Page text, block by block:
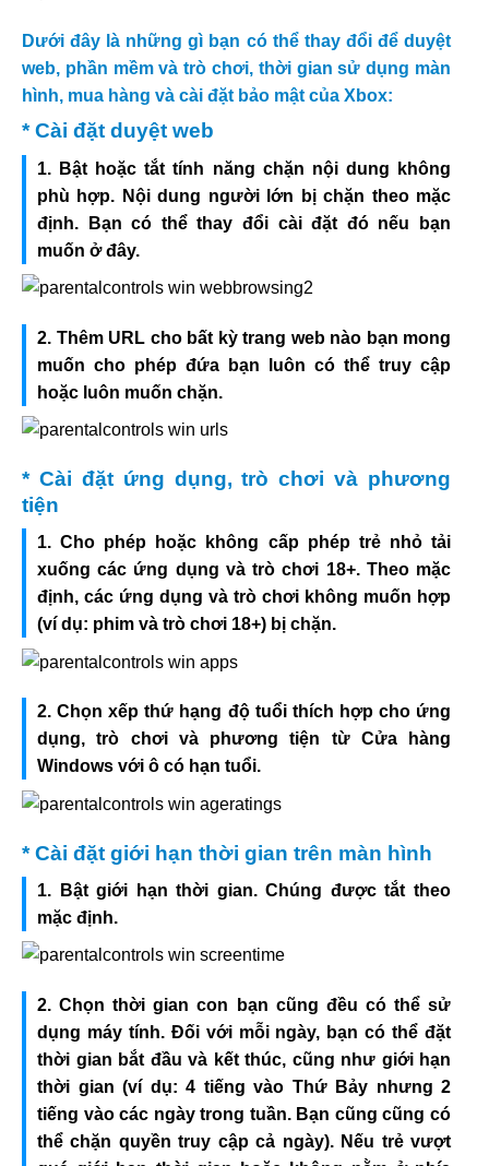
Dưới đây là những gì bạn có thể thay đổi để duyệt
web, phần mềm và trò chơi, thời gian sử dụng màn
hình, mua hàng và cài đặt bảo mật của Xbox:
* Cài đặt duyệt web
1. Bật hoặc tắt tính năng chặn nội dung không
phù hợp. Nội dung người lớn bị chặn theo mặc
định. Bạn có thể thay đổi cài đặt đó nếu bạn
muốn ở đây.
2. Thêm URL cho bất kỳ trang web nào bạn mong
muốn cho phép đứa bạn luôn có thể truy cập
hoặc luôn muốn chặn.
* Cài đặt ứng dụng, trò chơi và phương
tiện
1. Cho phép hoặc không cấp phép trẻ nhỏ tải
xuống các ứng dụng và trò chơi 18+. Theo mặc
định, các ứng dụng và trò chơi không muốn hợp
(ví dụ: phim và trò chơi 18+) bị chặn.
2. Chọn xếp thứ hạng độ tuổi thích hợp cho ứng
dụng, trò chơi và phương tiện từ Cửa hàng
Windows với ô có hạn tuổi.
* Cài đặt giới hạn thời gian trên màn hình
1. Bật giới hạn thời gian. Chúng được tắt theo
mặc định.
2. Chọn thời gian con bạn cũng đều có thể sử
dụng máy tính. Đối với mỗi ngày, bạn có thể đặt
thời gian bắt đầu và kết thúc, cũng như giới hạn
thời gian (ví dụ: 4 tiếng vào Thứ Bảy nhưng 2
tiếng vào các ngày trong tuần. Bạn cũng cũng có
thể chặn quyền truy cập cả ngày). Nếu trẻ vượt